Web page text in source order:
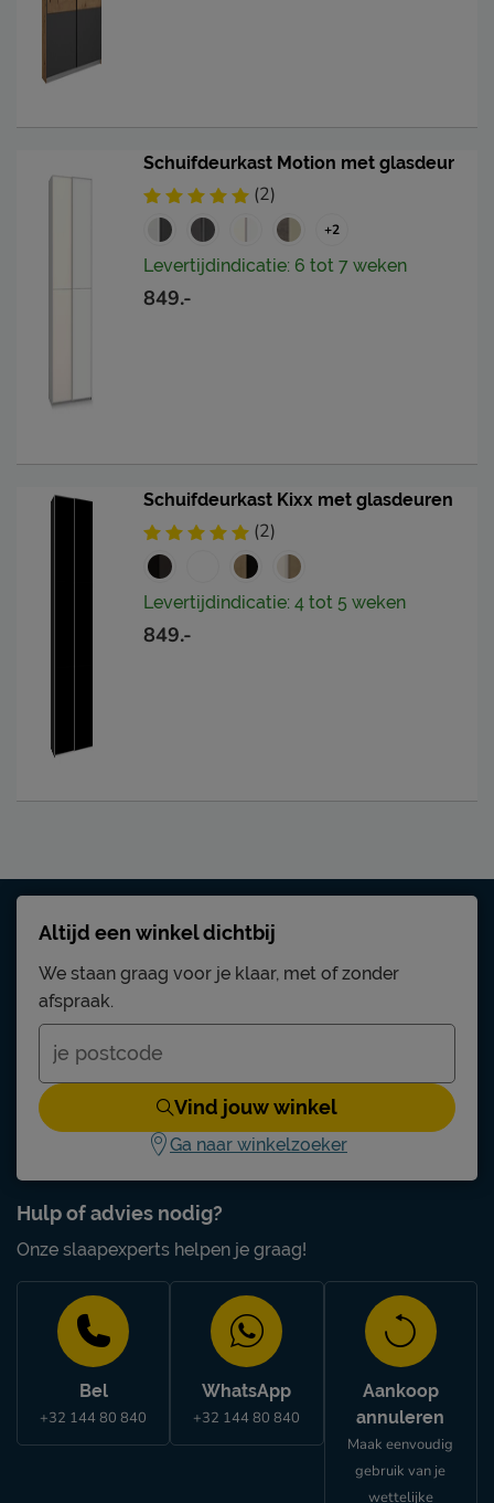
Schuifdeurkast Motion met glasdeur
(2)
+2
Levertijdindicatie: 6 tot 7 weken
849.-
Schuifdeurkast Kixx met glasdeuren
(2)
Levertijdindicatie: 4 tot 5 weken
849.-
Hulp of advies nodig?
Onze slaapexperts helpen je graag!
Bel
+32 144 80 840
WhatsApp
+32 144 80 840
Aankoop
annuleren
Maak eenvoudig
gebruik van je
wettelijke
Altijd een winkel dichtbij
We staan graag voor je klaar, met of zonder
afspraak.
Vind jouw winkel
Ga naar winkelzoeker